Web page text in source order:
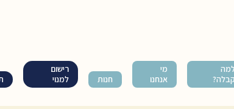
מי
אנחנו
חנות
רישום
למנוי